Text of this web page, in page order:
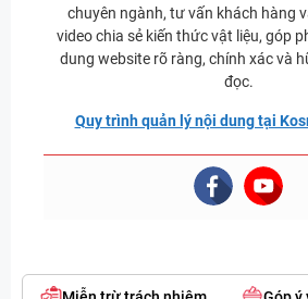
chuyên ngành, tư vấn khách hàng
video chia sẻ kiến thức vật liệu, góp
dung website rõ ràng, chính xác và
đọc.
Quy trình quản lý nội dung tại